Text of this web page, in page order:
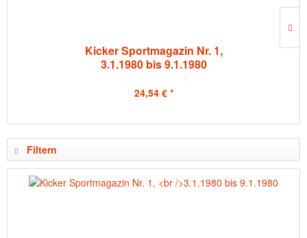
Kicker Sportmagazin Nr. 1,
3.1.1980 bis 9.1.1980
24,54 € *
Filtern